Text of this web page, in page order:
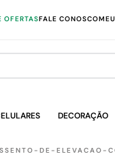
OFERTASFALE CONOSCO
DECORAÇÃO
DE-ELEVACAO-